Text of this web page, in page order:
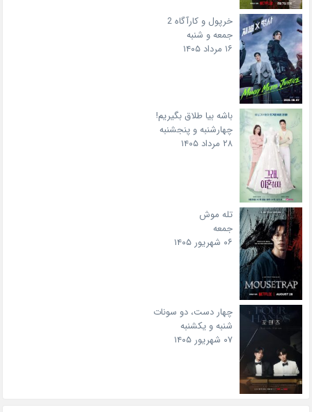
خرپول و کارآگاه 2
جمعه و شنبه
۱۶ مرداد ۱۴۰۵
باشه بیا طلاق بگیریم!
چهارشنبه و پنجشنبه
۲۸ مرداد ۱۴۰۵
تله موش
جمعه
۰۶ شهریور ۱۴۰۵
چهار دست، دو سونات
شنبه و یکشنبه
۰۷ شهریور ۱۴۰۵